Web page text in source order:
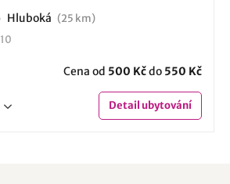
Hluboká (25 km)
10
Cena od 500 Kčdo 550 Kč
Detailubytování